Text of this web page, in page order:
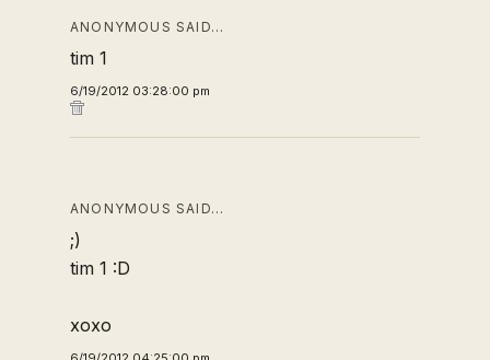
ANONYMOUS SAID…
tim 1
6/19/2012 03:28:00 pm
ANONYMOUS SAID…
;)
tim 1 :D
xoxo